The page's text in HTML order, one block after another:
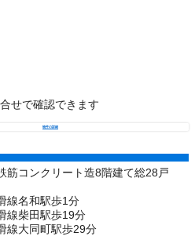
せで確認できます
物件の詳細
筋コンクリート造8階建て総28戸
線名和駅歩1分
線柴田駅歩19分
線大同町駅歩29分